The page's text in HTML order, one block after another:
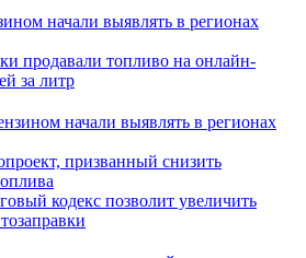
начали выявлять в регионах
продавали топливо на онлайн-
за литр
призванный снизить
кодекс позволит увеличить